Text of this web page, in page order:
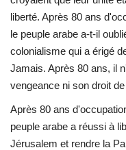
liberté. Après 80 ans
le peuple arabe a-t-il
colonialisme qui a érigé
Jamais. Après 80 ans, il
vengeance ni son droit
Après 80 ans
peuple arabe a réussi à
Jérusalem et rendre la